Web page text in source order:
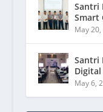
Santri
Smart
May
Santri
May 6,